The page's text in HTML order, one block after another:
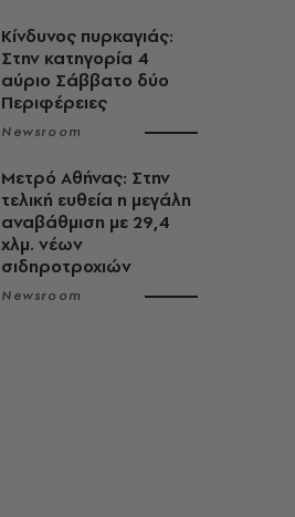
Κίνδυνος πυρκαγιάς:
Στην κατηγορία 4
αύριο Σάββατο δύο
Περιφέρειες
Newsroom
Μετρό Αθήνας: Στην
τελική ευθεία η μεγάλη
αναβάθμιση με 29,4
χλμ. νέων
σιδηροτροχιών
Newsroom